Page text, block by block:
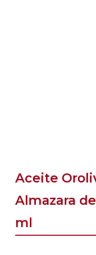
Aceite
Almazara
ml